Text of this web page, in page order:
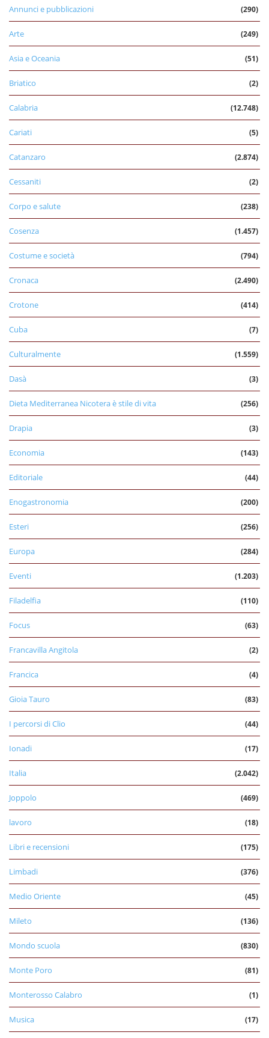
Annunci e pubblicazioni (290)
Arte (249)
Asia e Oceania (51)
Briatico (2)
Calabria (12.748)
Cariati (5)
Catanzaro (2.874)
Cessaniti (2)
Corpo e salute (238)
Cosenza (1.457)
Costume e società (794)
Cronaca (2.490)
Crotone (414)
Cuba (7)
Culturalmente (1.559)
Dasà (3)
Dieta Mediterranea Nicotera è stile di vita (256)
Drapia (3)
Economia (143)
Editoriale (44)
Enogastronomia (200)
Esteri (256)
Europa (284)
Eventi (1.203)
Filadelfia (110)
Focus (63)
Francavilla Angitola (2)
Francica (4)
Gioia Tauro (83)
I percorsi di Clio (44)
Ionadi (17)
Italia (2.042)
Joppolo (469)
lavoro (18)
Libri e recensioni (175)
Limbadi (376)
Medio Oriente (45)
Mileto (136)
Mondo scuola (830)
Monte Poro (81)
Monterosso Calabro (1)
Musica (17)